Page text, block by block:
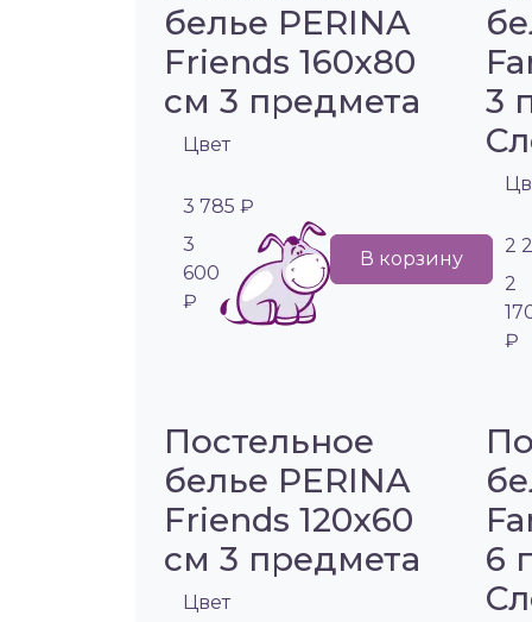
белье PERINA
Friends 160х80
см 3 предмета
Цвет
3 785 ₽
3
600
₽
В корзину
3
2
2
₽
Постельное
белье PERINA
Friends 120х60
см 3 предмета
Цвет
6